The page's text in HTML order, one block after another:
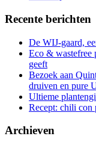
Recente berichten
De WIJ-gaard,
Eco & wastefree
geeft
Bezoek aan
druiven en pure
Ultieme
Recept: chili con
Archieven